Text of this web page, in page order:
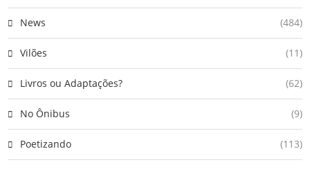
News (484)
Vilões (11)
Livros ou Adaptações? (62)
No Ônibus (9)
Poetizando (113)